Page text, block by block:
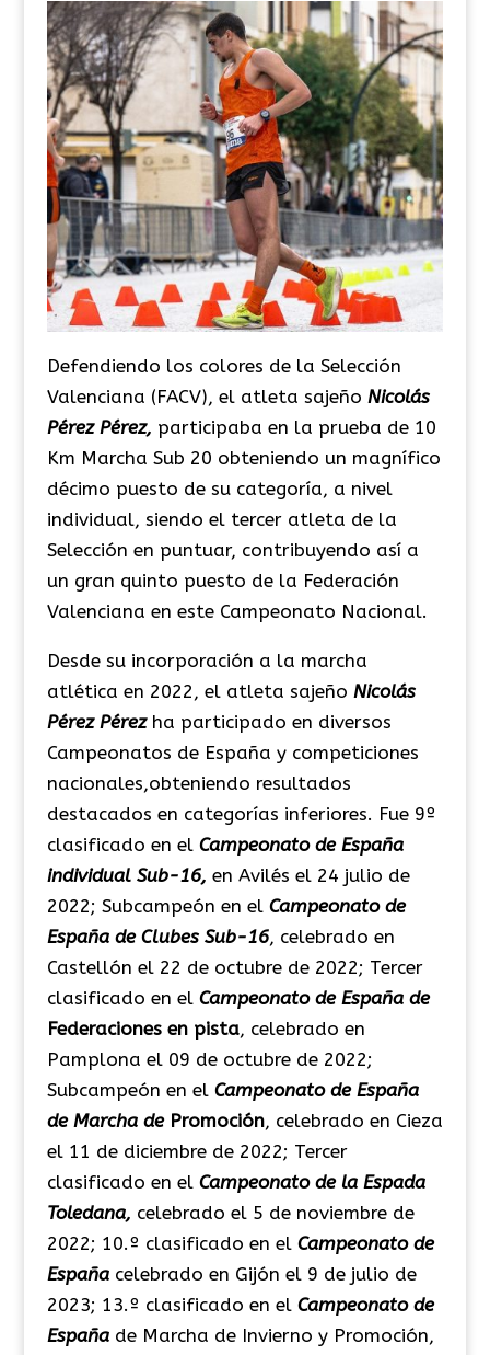
Defendiendo los colores de la Selección
Valenciana (FACV), el atleta sajeño Nicolás
Pérez Pérez, participaba en la prueba de 10
Km Marcha Sub 20 obteniendo un magnífico
décimo puesto de su categoría, a nivel
individual, siendo el tercer atleta de la
Selección en puntuar, contribuyendo así a
un gran quinto puesto de la Federación
Valenciana en este Campeonato Nacional.
Desde su incorporación a la marcha
atlética en 2022, el atleta sajeño Nicolás
Pérez Pérez ha participado en diversos
Campeonatos de España y competiciones
nacionales,obteniendo resultados
destacados en categorías inferiores. Fue 9º
clasificado en el Campeonato de España
individual Sub-16, en Avilés el 24 julio de
2022; Subcampeón en el Campeonato de
España de Clubes Sub-16, celebrado en
Castellón el 22 de octubre de 2022; Tercer
clasificado en el Campeonato de España de
Federaciones en pista, celebrado en
Pamplona el 09 de octubre de 2022;
Subcampeón en el Campeonato de España
de Marcha dePromoción, celebrado en Cieza
el 11 de diciembre de 2022; Tercer
clasificado en el Campeonato de la Espada
Toledana, celebrado el 5 de noviembre de
2022; 10.º clasificado en el Campeonato de
España celebrado en Gijón el 9 de julio de
2023; 13.º clasificado en el Campeonato de
España de Marcha de Invierno y Promoción,